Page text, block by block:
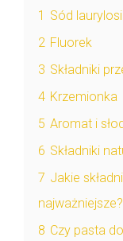
1 Sód
2 Fluorek
3 Składniki
4 Krzemionka
5 Aromat i
6 Składniki
7 Jakie
najważniejsze?
8 Czy pasta